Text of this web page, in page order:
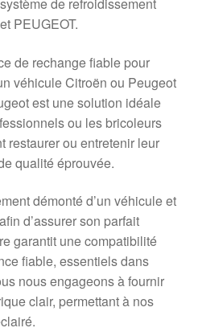
PEUGEOT.
de rechange fiable pour
véhicule Citroën ou Peugeot
est une solution idéale
ou les bricoleurs
restaurer ou entretenir leur
qualité éprouvée.
démonté d’un véhicule et
d’assurer son parfait
garantit une compatibilité
fiable, essentiels dans
nous engageons à fournir
clair, permettant à nos